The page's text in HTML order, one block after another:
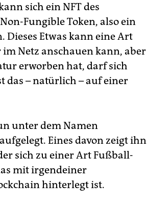
sich ein NFT des
Fungible Token, also ein
Dieses Etwas kann eine Art
Netz anschauen kann, aber
erworben hat, darf sich
das – natürlich – auf einer
unter dem Namen
Eines davon zeigt ihn
sich zu einer Art Fußball-
mit irgendeiner
hinterlegt ist.